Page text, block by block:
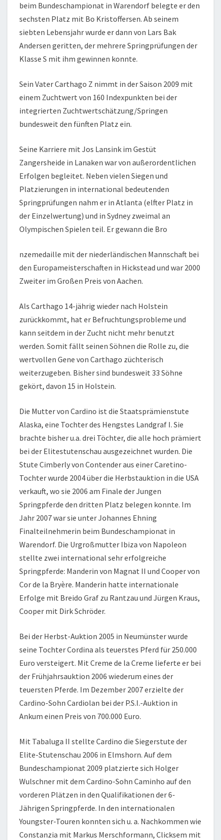
beim Bundeschampionat in Warendorf belegte er den
sechsten Platz mit Bo Kristoffersen. Ab seinem
siebten Lebensjahr wurde er dann von Lars Bak
Andersen geritten, der mehrere Springprüfungen der
Klasse S mit ihm gewinnen konnte.
Sein Vater Carthago Z nimmt in der Saison 2009 mit
einem Zuchtwert von 160 Indexpunkten bei der
integrierten Zuchtwertschätzung/Springen
bundesweit den fünften Platz ein.
Seine Karriere mit Jos Lansink im Gestüt
Zangersheide in Lanaken war von außerordentlichen
Erfolgen begleitet. Neben vielen Siegen und
Platzierungen in international bedeutenden
Springprüfungen nahm er in Atlanta (elfter Platz in
der Einzelwertung) und in Sydney zweimal an
Olympischen Spielen teil. Er gewann die Bro
nzemedaille mit der niederländischen Mannschaft bei
den Europameisterschaften in Hickstead und war 2000
Zweiter im Großen Preis von Aachen.
Als Carthago 14-jährig wieder nach Holstein
zurückkommt, hat er Befruchtungsprobleme und
kann seitdem in der Zucht nicht mehr benutzt
werden. Somit fällt seinen Söhnen die Rolle zu, die
wertvollen Gene von Carthago züchterisch
weiterzugeben. Bisher sind bundesweit 33 Söhne
gekört, davon 15 in Holstein.
Die Mutter von Cardino ist die Staatsprämienstute
Alaska, eine Tochter des Hengstes Landgraf I. Sie
brachte bisher u.a. drei Töchter, die alle hoch prämiert
bei der Elitestutenschau ausgezeichnet wurden. Die
Stute Cimberly von Contender aus einer Caretino-
Tochter wurde 2004 über die Herbstauktion in die USA
verkauft, wo sie 2006 am Finale der Jungen
Springpferde den dritten Platz belegen konnte. Im
Jahr 2007 war sie unter Johannes Ehning
Finalteilnehmerin beim Bundeschampionat in
Warendorf. Die Urgroßmutter Ibiza von Napoleon
stellte zwei international sehr erfolgreiche
Springpferde: Manderin von Magnat II und Cooper von
Cor de la Bryère. Manderin hatte internationale
Erfolge mit Breido Graf zu Rantzau und Jürgen Kraus,
Cooper mit Dirk Schröder.
Bei der Herbst-Auktion 2005 in Neumünster wurde
seine Tochter Cordina als teuerstes Pferd für 250.000
Euro versteigert. Mit Creme de la Creme lieferte er bei
der Frühjahrsauktion 2006 wiederum eines der
teuersten Pferde. Im Dezember 2007 erzielte der
Cardino-Sohn Cardiolan bei der P.S.I.-Auktion in
Ankum einen Preis von 700.000 Euro.
Mit Tabaluga II stellte Cardino die Siegerstute der
Elite-Stutenschau 2006 in Elmshorn. Auf dem
Bundeschampionat 2009 platzierte sich Holger
Wulschner mit dem Cardino-Sohn Caminho auf den
vorderen Plätzen in den Qualifikationen der 6-
Jährigen Springpferde. In den internationalen
Youngster-Touren konnten sich u. a. Nachkommen wie
Constanzia mit Markus Merschformann, Clicksem mit